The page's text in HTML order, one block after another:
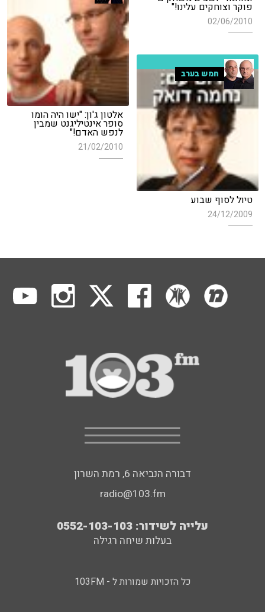
פוקר וצוחקים עלינו!"
02/06/2010
אלטון ג'ון: "ישו היה הומו
סופר אינטיליגנט שמבין
לנפש האדם!"
21/02/2010
חמש בערב
טיול לסוף שבוע
24/12/2009
דבורה הנביאה 6, רמת השרון
radio@103.fm
עלייה לשידור: 0552-103-103
בעלות שיחה רגילה
כל הזכויות שמורות ל - 103FM